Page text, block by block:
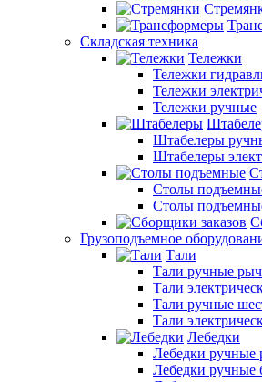
Складская техника
Тележки
Тележки
Тележки
Тележки ручные
Штабелеры
Штабелеры
Столы
Столы
Грузоподъемное
Тали
Тали ручные
Тали
Тали ручные
Тали
Лебедки
Лебедки
Лебедки ручные